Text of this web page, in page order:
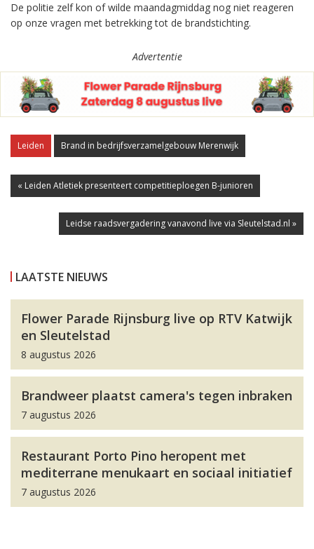
De politie zelf kon of wilde maandagmiddag nog niet reageren
op onze vragen met betrekking tot de brandstichting.
Advertentie
Leiden Brand in bedrijfsverzamelgebouw Merenwijk
« Leiden Atletiek presenteert competitieploegen B-junioren
Leidse raadsvergadering vanavond live via Sleutelstad.nl »
LAATSTE NIEUWS
Flower Parade Rijnsburg live op RTV Katwijk
en Sleutelstad
8 augustus 2026
Brandweer plaatst camera's tegen inbraken
7 augustus 2026
Restaurant Porto Pino heropent met
mediterrane menukaart en sociaal initiatief
7 augustus 2026